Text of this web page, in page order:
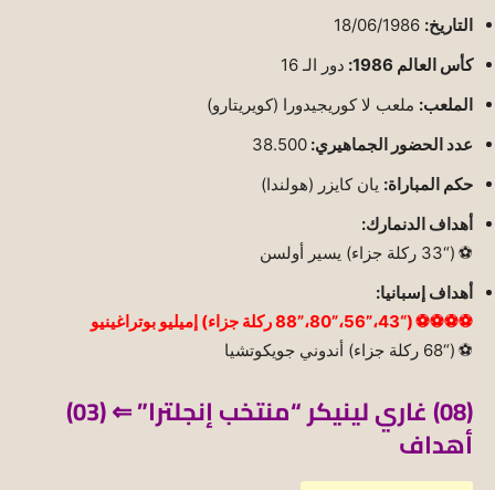
التاريخ:
كأس العالم 1986:
دور الـ 16
الملعب: ملعب لا كوريجيدورا (كويريتارو)
عدد الحضور الجماهيري: 38.500
حكم المباراة: يان كايزر (هولندا)
أهداف الدنمارك:
⚽ (“33 ركلة جزاء) يسير أولسن
أهداف إسبانيا:
⚽⚽⚽⚽ (“43،”56،”80،”88 ركلة جزاء) إميليو بوتراغينيو
⚽ (“68 ركلة جزاء) أندوني جويكوتشيا
(08) غاري لينيكر “منتخب إنجلترا” ⇐ (03)
أهداف